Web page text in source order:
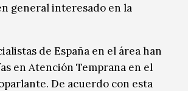
general interesado en la
de España en el área han
en Atención Temprana en el
De acuerdo con esta